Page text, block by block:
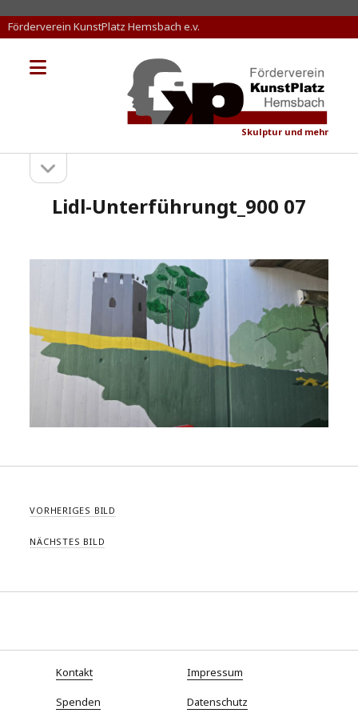
Förderverein KunstPlatz Hemsbach e.v.
Skulptur und mehr
Menü
Sidebaröffnen
Lidl-Unterführungt_900 07
VORHERIGES BILD
NÄCHSTES BILD
Kontakt Impressum
Spenden Datenschutz